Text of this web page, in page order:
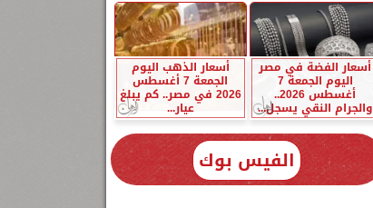
أسعار الفضة في مصر
اليوم الجمعة 7
أغسطس 2026..
والجرام النقي يسجل...
أسعار الذهب اليوم
الجمعة 7 أغسطس
2026 في مصر.. كم يبلغ
عيار...
الفيس بوك